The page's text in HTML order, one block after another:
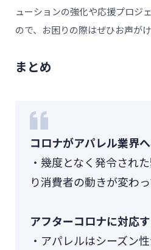
ューションの強化や応援プロジ
ので、お困りの際はぜひお声がけ
まとめ
コロナがアパレル業界
・幾度となく発令され
り消費者の動きが変わっ
アフターコロナに対応
・アパレルはシーズン